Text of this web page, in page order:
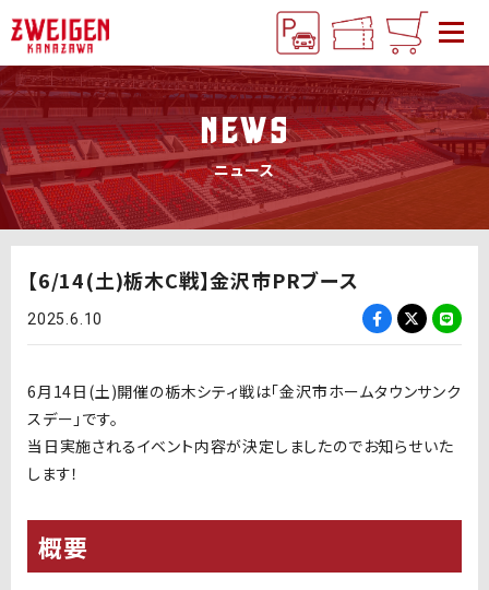
NEWS
ニュース
【6/14(土)栃木C戦】金沢市PRブース
2025.6.10
6月14日(土)開催の栃木シティ戦は「金沢市ホームタウンサンク
スデー」です。
当日実施されるイベント内容が決定しましたのでお知らせいた
します！
概要